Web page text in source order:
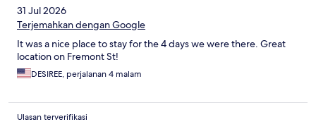
31 Jul 2026
Terjemahkan dengan Google
It was a nice place to stay for the 4 days we were there. Great
location on Fremont St!
DESIREE, perjalanan 4 malam
Ulasan terverifikasi